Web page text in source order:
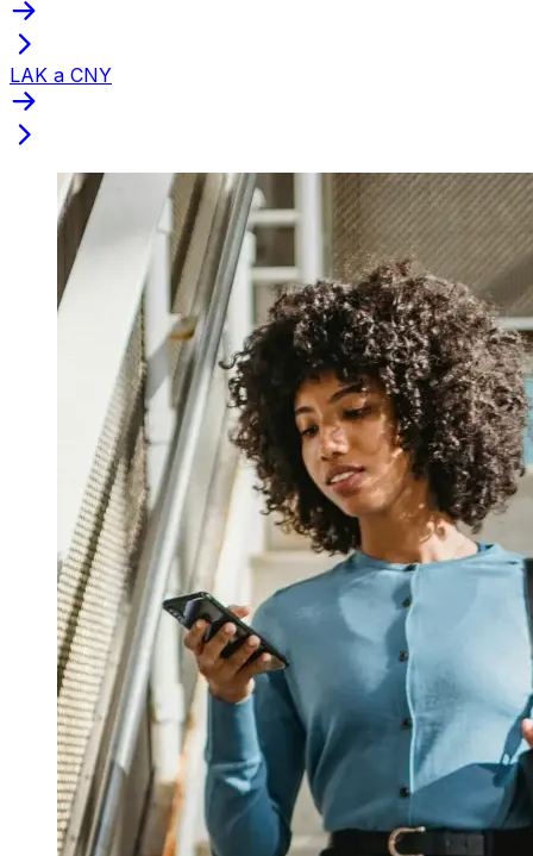
LAK a CNY